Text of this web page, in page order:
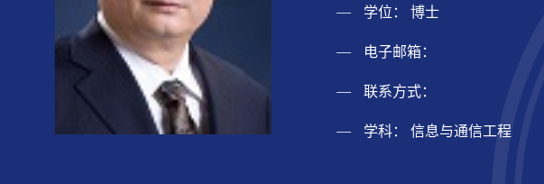
学位： 博士
电子邮箱：
联系方式：
学科： 信息与通信工程